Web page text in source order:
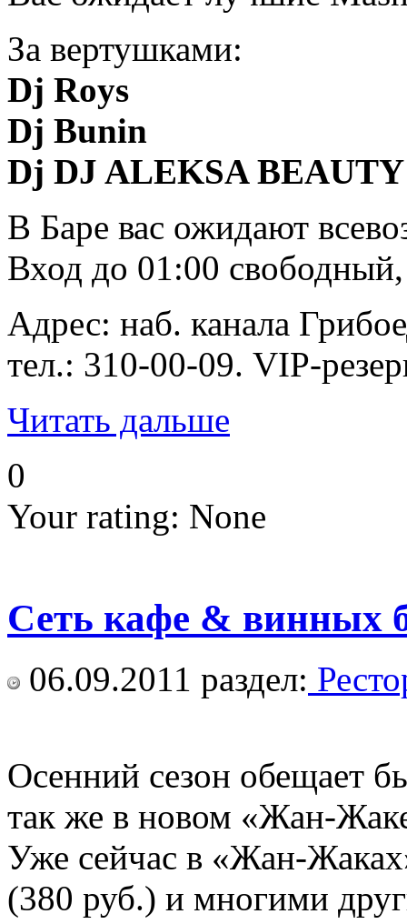
За вертушками:
Dj Roys
Dj Bunin
Dj DJ ALEKSA BEAUTY
В Баре вас ожидают
Вход до 01:00
Адрес: наб. канала
тел.: 310-00-09. VIP-
Читать дальше
0
Your rating: None
Сеть кафе & винных
06.09.2011 раздел:
Осенний сезон обещает
так же в новом «Жан-
Уже сейчас в «Жан-
(380 руб.) и многими